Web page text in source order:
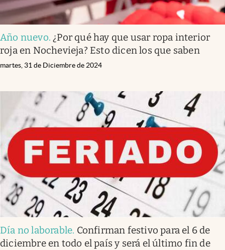
Año nuevo. ¿Por qué hay que usar ropa interior
roja en Nochevieja? Esto dicen los que saben
martes, 31 de Diciembre de 2024
Día no laborable. Confirman festivo para el 6 de
diciembre en todo el país y será el último fin de